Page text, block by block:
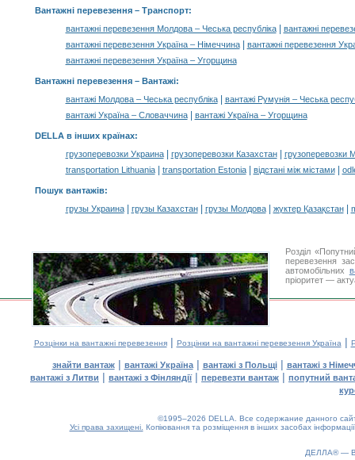
Вантажні перевезення– Транспорт:
вантажні перевезення Молдова – Чеська республіка|
вантажні
вантажні перевезення Україна – Німеччина|
вантажні перевезення
вантажні перевезення Україна – Угорщина
Вантажні перевезення – Вантажі:
вантажі Молдова – Чеська республіка|
вантажі Румунія – Чеська
вантажі Україна – Словаччина| вантажі Україна – Угорщина
DELLA в інших країнах:
грузоперевозки Украина| грузоперевозки Казахстан|
грузоперевозки
transportation Lithuania| transportation Estonia| відстані між містами|
Пошук вантажів:
грузы Украина| грузы Казахстан| грузы Молдова| жүктер Қазақстан|
Розділ
перевезення
автомобільних
пріоритет —
Розцінки на вантажні перевезення| Розцінки на вантажні перевезення Україна |
знайти вантаж| вантажі Україна| вантажі з Польщі| вантажі з
вантажі з Литви | вантажі з Фінляндії| перевезти вантаж | попутний
©1995–2026 DELLA. Все содержание данного
Усі права захищені. Копіювання та розміщення в інших засобах
ДЕЛЛА® —